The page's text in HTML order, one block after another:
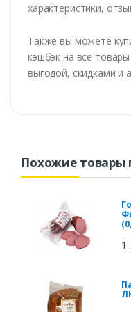
характеристики,
Также вы можете
кэшбэк на все
выгодой, скидками и
Похожие товары
1